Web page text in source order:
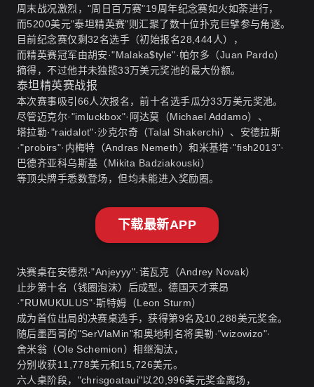
周末战况激烈， "周日百万赛"19周年纪念赛如火如荼进行，
而5200美元"泰坦精英赛"则汇聚了数十位扑克巨擘参与角逐。
目前纪念赛仅剩32名选手（初始报名28,444人），
而精英赛冠军由胡安·"Malaka$tyle"·帕尔多（Juan Pardo）
摘得，不过他并未独揽33万美元奖池的最大份额。
泰坦精英赛战报
本次赛事吸引66人次报名，前十名选手瓜分33万美元奖池。
尽管迈克尔·"imluckbox"·阿达莫（Michael Addamo）、
塔拉勒·"raidalot"·沙克尔奇（Talal Shakerchi）、安德拉斯
·"probirs"·内梅特（Andras Nemeth）和米基塔·"fish2013"·
巴德齐亚科乌斯基（Mikita Badziakouski）
等顶尖牌手悉数登场，但均未能进入奖励圈。
下载最新APP
决赛桌在安德烈·"Anjeyyy"·诺瓦克（Andrey Novak）
止步第十名（钱圈泡沫）后成型。德国天才莱昂
·"RUMUKULUS"·斯特姆（Leon Sturm）
成为首位出局的决赛桌选手，获得第9名及10,288美元奖金。
随后墨西哥的"SerVlaMin"和奥地利名将奥勒·"wizowizo"·
舍米翁（Ole Schemion）相继淘汰，
分别收获11,778美元和15,726美元。
六人桌阶段，"chrisgoataui"以20,996美元奖金离场，